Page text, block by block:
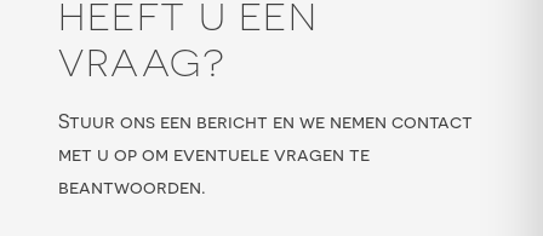
HEEFT U EEN
VRAAG?
Stuur ons een bericht en we nemen contact
met u op om eventuele vragen te
beantwoorden.